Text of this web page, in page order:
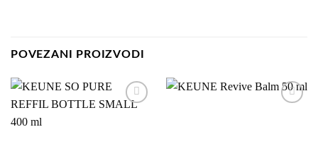
POVEZANI PROIZVODI